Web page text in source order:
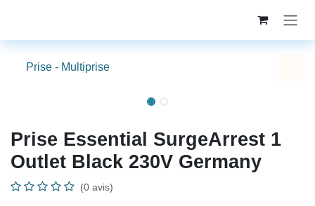
Prise - Multiprise
Prise Essential SurgeArrest 1
Outlet Black 230V Germany
(0 avis)